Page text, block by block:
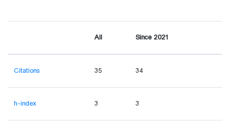
All Since 2021
Citations 35 34
h-index 3 3